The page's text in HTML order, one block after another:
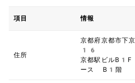
項目 情報
住所
京都府京都市
16
京都駅ビルB1F
ース B1階